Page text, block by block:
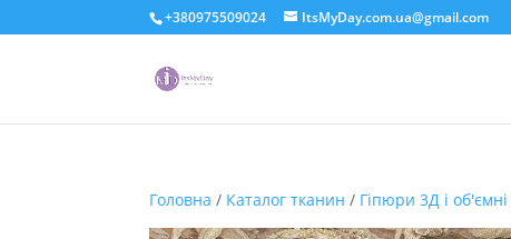
+380975509024 ItsMyDay.com.ua@gmail.com
Головна / Каталог тканин / Гіпюри 3Д і об'ємні